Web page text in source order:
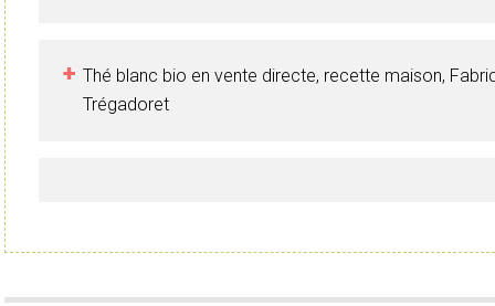
Thé blanc bio en vente directe, recette maison,
Trégadoret